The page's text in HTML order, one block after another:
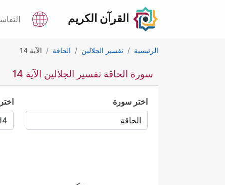
القرآن الكريم
الرئيسية تفسير الجلالين الحاقة الآية 14
سورة الحاقة تفسير الجلالين الآية 14
اختر سورة